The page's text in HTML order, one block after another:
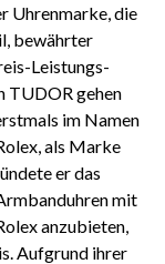
Uhrenmarke, die
bewährter
Leistungs-
TUDOR gehen
im Namen
als Marke
er das
mit
anzubieten,
Aufgrund ihrer